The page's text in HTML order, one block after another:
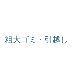
粗大ゴミ・引越し